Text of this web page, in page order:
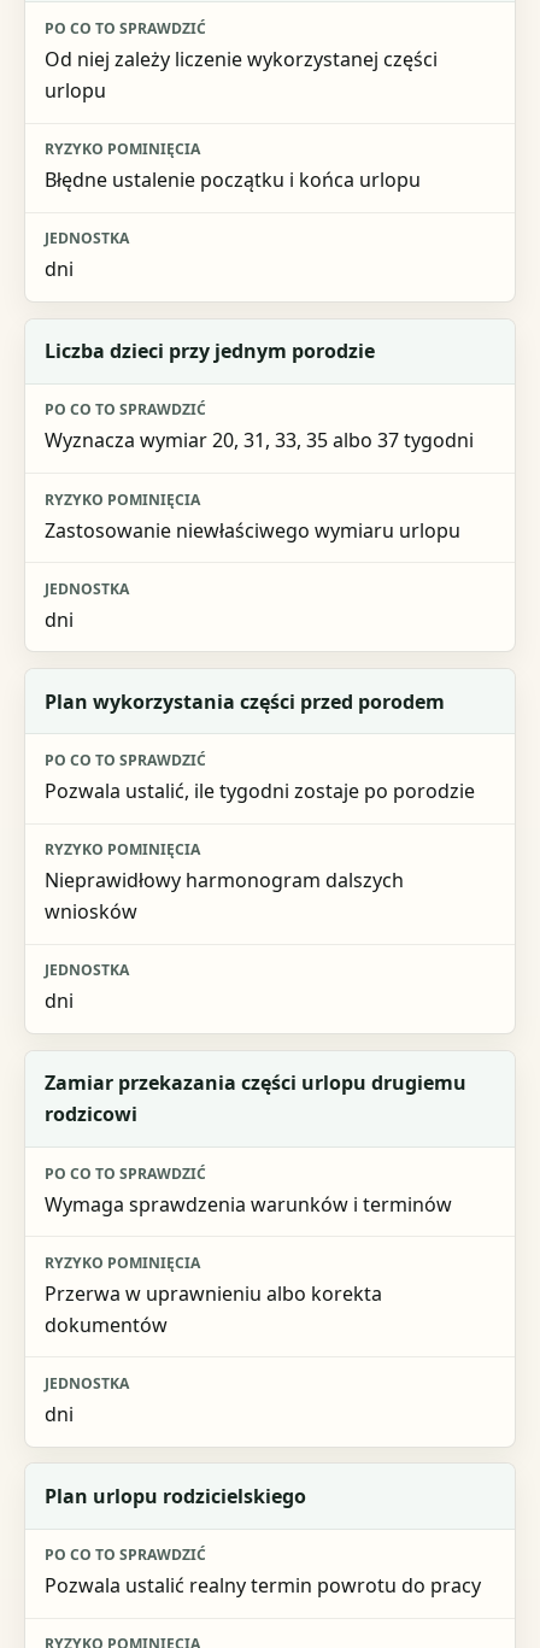
Po co to sprawdzić
Ryzyko pominięcia
Od niej zależy liczenie wykorzystanej części
urlopu
Błędne ustalenie początku i końca urlopu
dni
Liczba dzieci przy jednym porodzie
Wyznacza wymiar 20, 31, 33, 35 albo 37 tygodni
Zastosowanie niewłaściwego wymiaru urlopu
dni
Plan wykorzystania części przed porodem
Pozwala ustalić, ile tygodni zostaje po porodzie
Nieprawidłowy harmonogram dalszych
wniosków
dni
Zamiar przekazania części urlopu drugiemu
rodzicowi
Wymaga sprawdzenia warunków i terminów
Przerwa w uprawnieniu albo korekta
dokumentów
dni
Plan urlopu rodzicielskiego
Pozwala ustalić realny termin powrotu do pracy